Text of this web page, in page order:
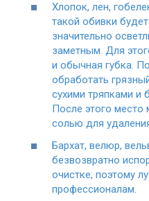
Хлопок, лен,
такой обивки
значительно
заметным. Для
и обычная губка.
обработать
сухими тряпками и
После этого
солью для
Бархат, велюр,
безвозвратно
очистке, поэтому
профессионалам.